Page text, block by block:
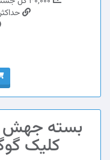
حداکثر 1 سایت و 1 عبارت
کلیک